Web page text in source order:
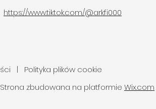
https://www.tiktok.com/@arkfi000
| Polityka plików cookie
Strona zbudowana na platformie Wix.com